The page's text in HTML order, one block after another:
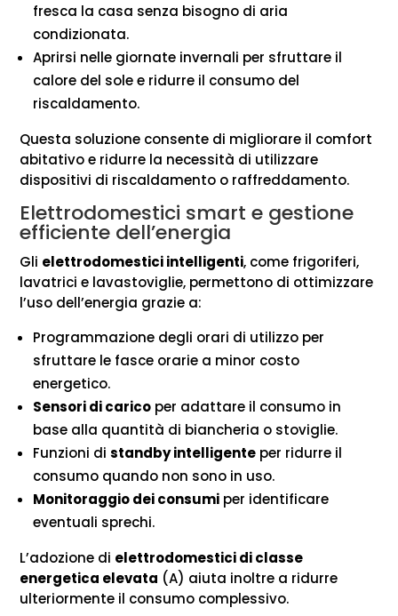
fresca la casa senza bisogno di aria
condizionata.
Aprirsi nelle giornate invernali per sfruttare il
calore del sole e ridurre il consumo del
riscaldamento.
Questa soluzione consente di migliorare il comfort
abitativo e ridurre la necessità di utilizzare
dispositivi di riscaldamento o raffreddamento.
Elettrodomestici smart e gestione
efficiente dell’energia
Gli elettrodomestici intelligenti, come frigoriferi,
lavatrici e lavastoviglie, permettono di ottimizzare
l’uso dell’energia grazie a:
Programmazione degli orari di utilizzo per
sfruttare le fasce orarie a minor costo
energetico.
Sensori di carico per adattare il consumo in
base alla quantità di biancheria o stoviglie.
Funzioni distandby intelligente per ridurre il
consumo quando non sono in uso.
Monitoraggio dei consumi per identificare
eventuali sprechi.
L’adozione di elettrodomestici di classe
energetica elevata (A) aiuta inoltre a ridurre
ulteriormente il consumo complessivo.